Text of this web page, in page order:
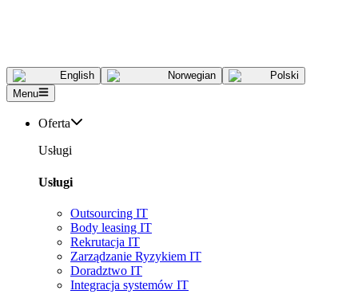
English Norwegian
Polski
Menu
Oferta
Usługi
Usługi
Outsourcing IT
Body leasing IT
Rekrutacja IT
Zarządzanie Ryzykiem IT
Doradztwo IT
Integracja systemów IT